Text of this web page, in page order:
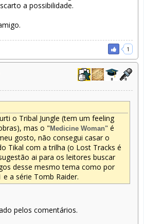
a possibilidade.
1
o Tribal Jungle (tem um feeling
mas o " Medicine Woman" é
gosto, não consegui casar o
Tikal com a trilha (o Lost Tracks é
ai para os leitores buscar
desse mesmo tema como por
a série Tomb Raider.
pelos comentários.